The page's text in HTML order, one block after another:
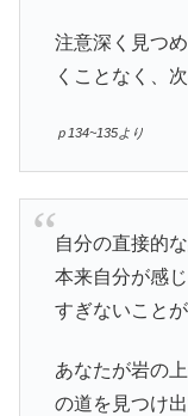
注意深く見つ
くことなく、
ｐ134~135より
自分の直接的
本来自分が感
すぎないこと
あなたが岩の
の道を見つけ